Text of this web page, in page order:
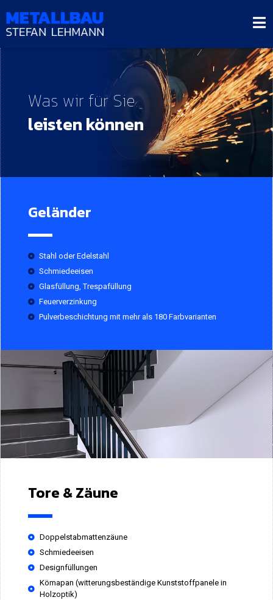
Was wir für Sie
leisten können
Geländer
Stahl oder Edelstahl
Schmiedeeisen
Glasfüllung, Trespafüllung
Feuerverzinkung
Pulverbeschichtung mit mehr als 180 Farbvarianten
Tore & Zäune
Doppelstabmattenzäune
Schmiedeeisen
Designfüllungen
Kömapan (witterungsbeständige Kunststoffpanele in
Holzoptik)